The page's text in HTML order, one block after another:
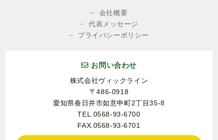
会社概要
代表メッセージ
プライバシーポリシー
お問い合わせ
株式会社ヴィックライン
〒486-0918
愛知県春日井市如意申町2丁目35-8
TEL.0568-93-6700
FAX.0568-93-6701